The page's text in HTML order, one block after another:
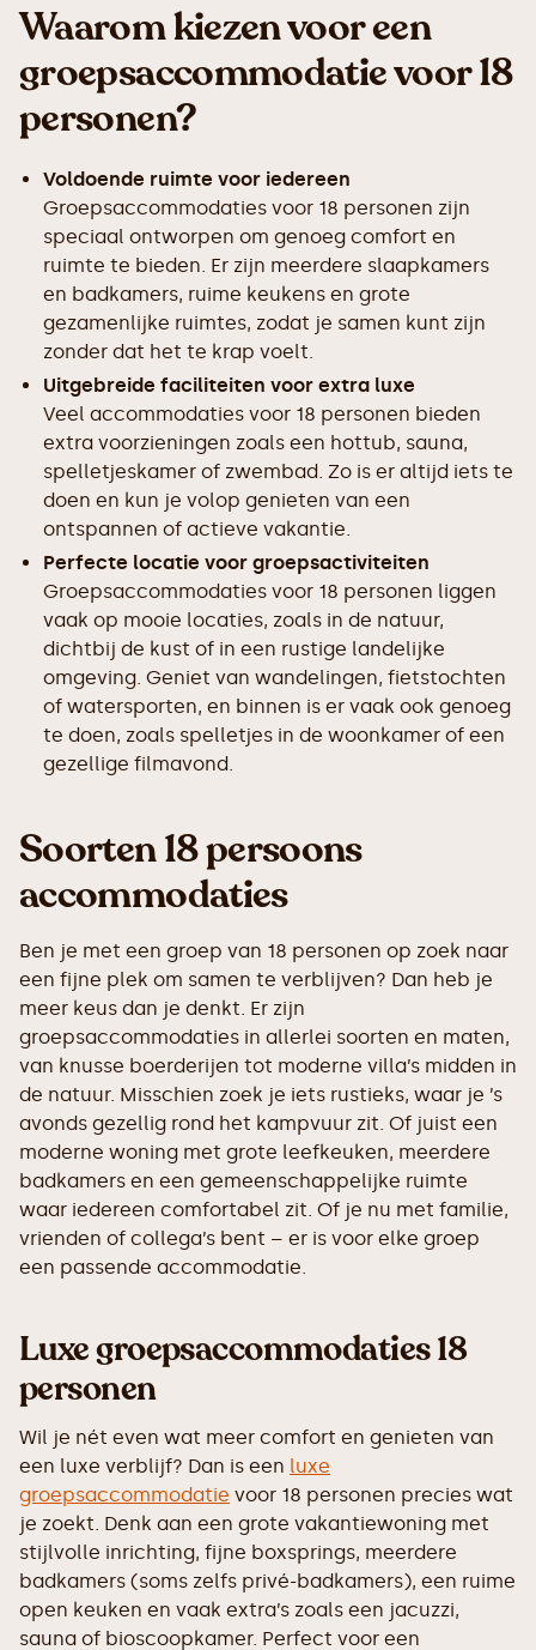
Waarom kiezen voor een
groepsaccommodatie voor 18
personen?
Voldoende ruimte voor iedereen
Groepsaccommodaties voor 18 personen zijn
speciaal ontworpen om genoeg comfort en
ruimte te bieden. Er zijn meerdere slaapkamers
en badkamers, ruime keukens en grote
gezamenlijke ruimtes, zodat je samen kunt zijn
zonder dat het te krap voelt.
Uitgebreide faciliteiten voor extra luxe
Veel accommodaties voor 18 personen bieden
extra voorzieningen zoals een hottub, sauna,
spelletjeskamer of zwembad. Zo is er altijd iets te
doen en kun je volop genieten van een
ontspannen of actieve vakantie.
Perfecte locatie voor groepsactiviteiten
Groepsaccommodaties voor 18 personen liggen
vaak op mooie locaties, zoals in de natuur,
dichtbij de kust of in een rustige landelijke
omgeving. Geniet van wandelingen, fietstochten
of watersporten, en binnen is er vaak ook genoeg
te doen, zoals spelletjes in de woonkamer of een
gezellige filmavond.
Soorten 18 persoons
accommodaties
Ben je met een groep van 18 personen op zoek naar
een fijne plek om samen te verblijven? Dan heb je
meer keus dan je denkt. Er zijn
groepsaccommodaties in allerlei soorten en maten,
van knusse boerderijen tot moderne villa’s midden in
de natuur. Misschien zoek je iets rustieks, waar je ’s
avonds gezellig rond het kampvuur zit. Of juist een
moderne woning met grote leefkeuken, meerdere
badkamers en een gemeenschappelijke ruimte
waar iedereen comfortabel zit. Of je nu met familie,
vrienden of collega’s bent – er is voor elke groep
een passende accommodatie.
Luxe groepsaccommodaties 18
personen
Wil je nét even wat meer comfort en genieten van
een luxe verblijf? Dan is een luxe
groepsaccommodatie voor 18 personen precies wat
je zoekt. Denk aan een grote vakantiewoning met
stijlvolle inrichting, fijne boxsprings, meerdere
badkamers (soms zelfs privé-badkamers), een ruime
open keuken en vaak extra’s zoals een jacuzzi,
sauna of bioscoopkamer. Perfect voor een